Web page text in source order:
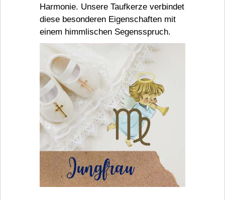
Harmonie. Unsere Taufkerze verbindet
diese besonderen Eigenschaften mit
einem himmlischen Segensspruch.